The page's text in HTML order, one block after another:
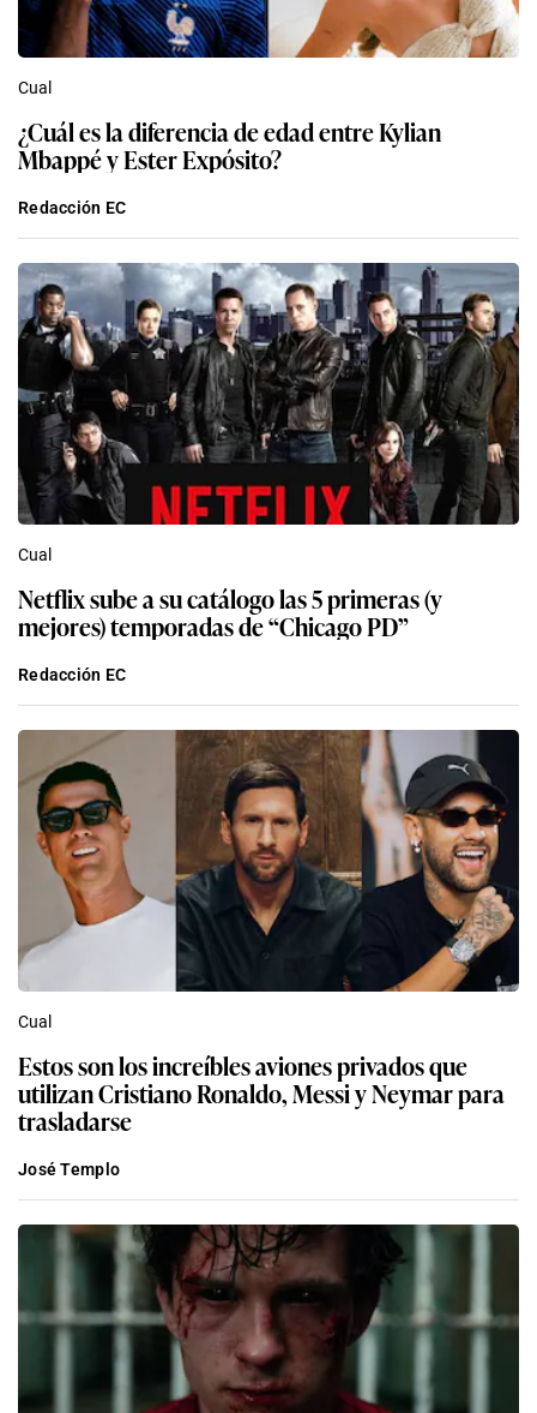
Cual
¿Cuál es la diferencia de edad entre Kylian
Mbappé y Ester Expósito?
Redacción EC
Cual
Netflix sube a su catálogo las 5 primeras (y
mejores) temporadas de “Chicago PD”
Redacción EC
Cual
Estos son los increíbles aviones privados que
utilizan Cristiano Ronaldo, Messi y Neymar para
trasladarse
José Templo